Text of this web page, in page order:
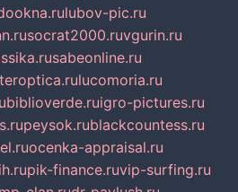
lubov-pic.ru
socrat2000.ruvgurin.ru
sabeonline.ru
lucomoria.ru
biblioverde.ruigro-pictures.ru
peysok.rublackcountess.ru
ocenka-appraisal.ru
pik-finance.ruvip-surfing.ru